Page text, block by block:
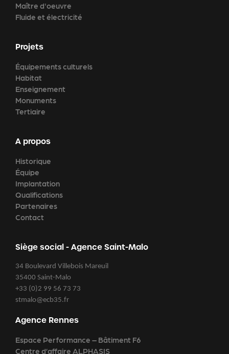
Maître d'oeuvre
Fluide et électricité
Projets
Équipements culturels
Habitat
Enseignement
Monuments
Tertiaire
A propos
Historique
Équipe
Implantation
Qualifications
Partenaires
Contact
Siège social - Agence Saint-Malo
34 Boulevard Villebois Mareuil
35400 Saint-Malo
+33 (0)2 99 56 73 73
stmalo@ecb35.fr
Agence Rennes
Espace Performance – Bâtiment F6
Centre d’affaire ALPHASIS